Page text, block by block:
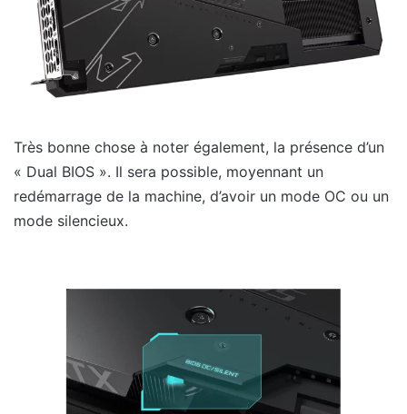
Très bonne chose à noter également, la présence d’un
« Dual BIOS ». Il sera possible, moyennant un
redémarrage de la machine, d’avoir un mode OC ou un
mode silencieux.